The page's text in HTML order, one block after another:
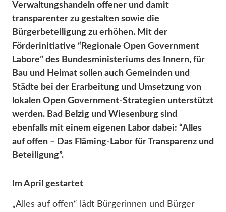
Verwaltungshandeln offener und damit
transparenter zu gestalten sowie die
Bürgerbeteiligung zu erhöhen. Mit der
Förderinitiative “ Regionale Open Government
Labore” des Bundesministeriums des Innern, für
Bau und Heimat sollen auch Gemeinden und
Städte bei der Erarbeitung und Umsetzung von
lokalen Open Government-Strategien unterstützt
werden. Bad Belzig und Wiesenburg sind
ebenfalls mit einem eigenen Labor dabei: “Alles
auf offen – Das Fläming-Labor für Transparenz und
Beteiligung”.
Im April gestartet
„Alles auf offen“ lädt Bürgerinnen und Bürger